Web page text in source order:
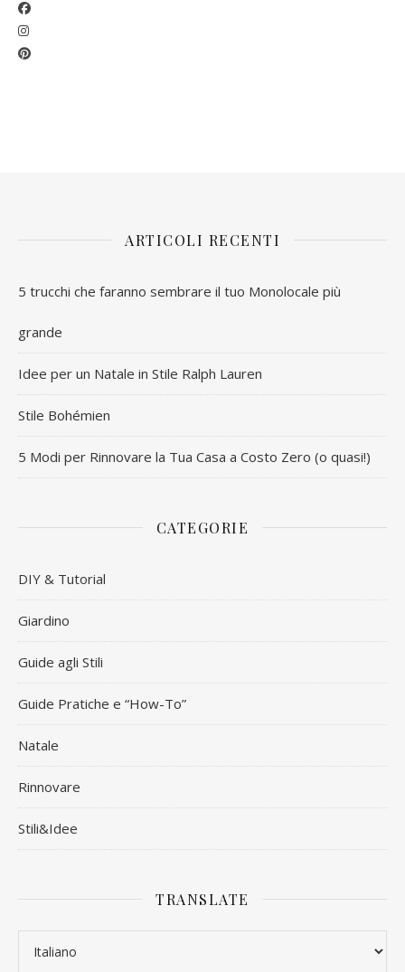
ARTICOLI RECENTI
5 trucchi che faranno sembrare il tuo Monolocale più
grande
Idee per un Natale in Stile Ralph Lauren
Stile Bohémien
5 Modi per Rinnovare la Tua Casa a Costo Zero (o quasi!)
CATEGORIE
DIY & Tutorial
Giardino
Guide agli Stili
Guide Pratiche e “How-To”
Natale
Rinnovare
Stili&Idee
TRANSLATE